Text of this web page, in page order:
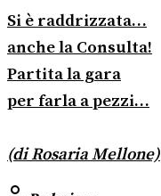
Si è raddrizzata…
anche la Consulta!
Partita la gara
per farla a pezzi…
(di Rosaria Mellone)